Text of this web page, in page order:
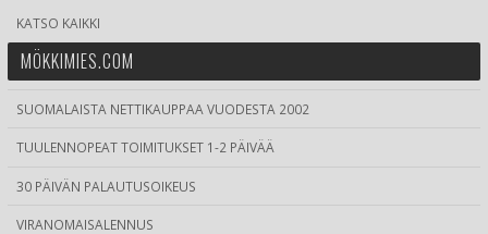
KATSO KAIKKI
MÖKKIMIES.COM
SUOMALAISTA NETTIKAUPPAA VUODESTA 2002
TUULENNOPEAT TOIMITUKSET 1-2 PÄIVÄÄ
30 PÄIVÄN PALAUTUSOIKEUS
VIRANOMAISALENNUS